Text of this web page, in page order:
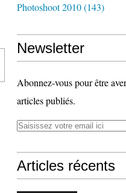
Photoshoot 2010(143)
Newsletter
Abonnez-vous pour être
articles publiés.
Articles récents